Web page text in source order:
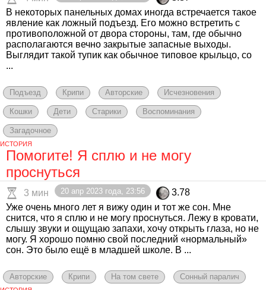
В некоторых панельных домах иногда встречается такое
явление как ложный подъезд. Его можно встретить с
противоположной от двора стороны, там, где обычно
располагаются вечно закрытые запасные выходы.
Выглядит такой тупик как обычное типовое крыльцо, со
...
Подъезд Крипи Авторские Исчезновения
Кошки Дети Старики Воспоминания
Загадочное
ИСТОРИЯ
Помогите! Я сплю и не могу
проснуться
3 мин 20 апр 2023 года, 23:56
3.78
Уже очень много лет я вижу один и тот же сон. Мне
снится, что я сплю и не могу проснуться. Лежу в кровати,
слышу звуки и ощущаю запахи, хочу открыть глаза, но не
могу. Я хорошо помню свой последний «нормальный»
сон. Это было ещё в младшей школе. В ...
Авторские Крипи На том свете Сонный паралич